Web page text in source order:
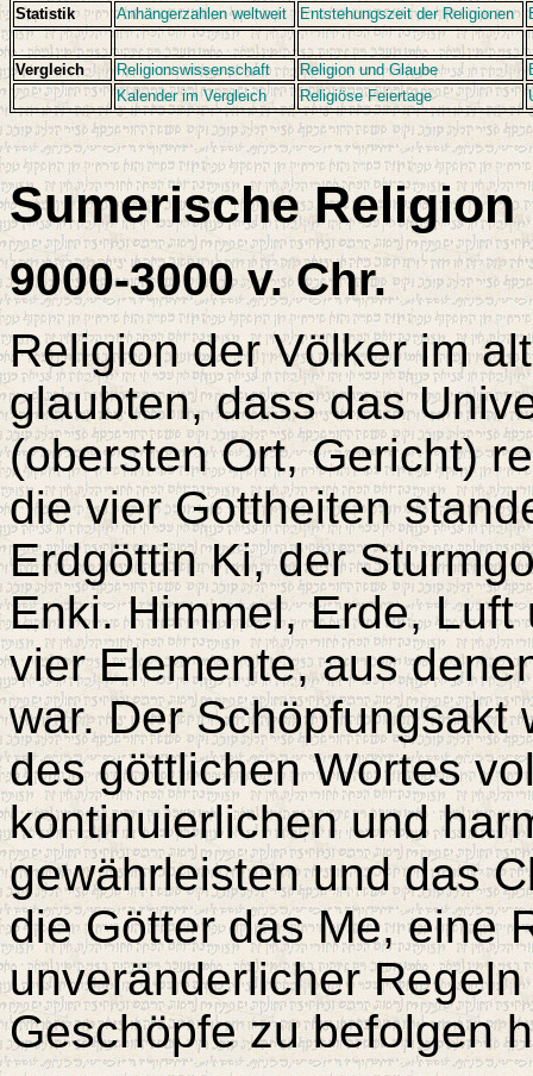
Statistik
Anhängerzahlen weltweit Entstehungszeit der Religionen
Vergleich Religionswissenschaft Religion und Glaube
Kalender im Vergleich
Religiöse Feiertage
Sumerische Religion
9000-3000 v. Chr.
Religion der Völker im
glaubten, dass das
(obersten Ort, Gericht)
die vier Gottheiten
Erdgöttin Ki, der
Enki. Himmel, Erde,
vier Elemente, aus
war. Der Schöpfungsakt
des göttlichen Wortes
kontinuierlichen und
gewährleisten und das
die Götter das Me, eine
unveränderlicher
Geschöpfe zu befolgen